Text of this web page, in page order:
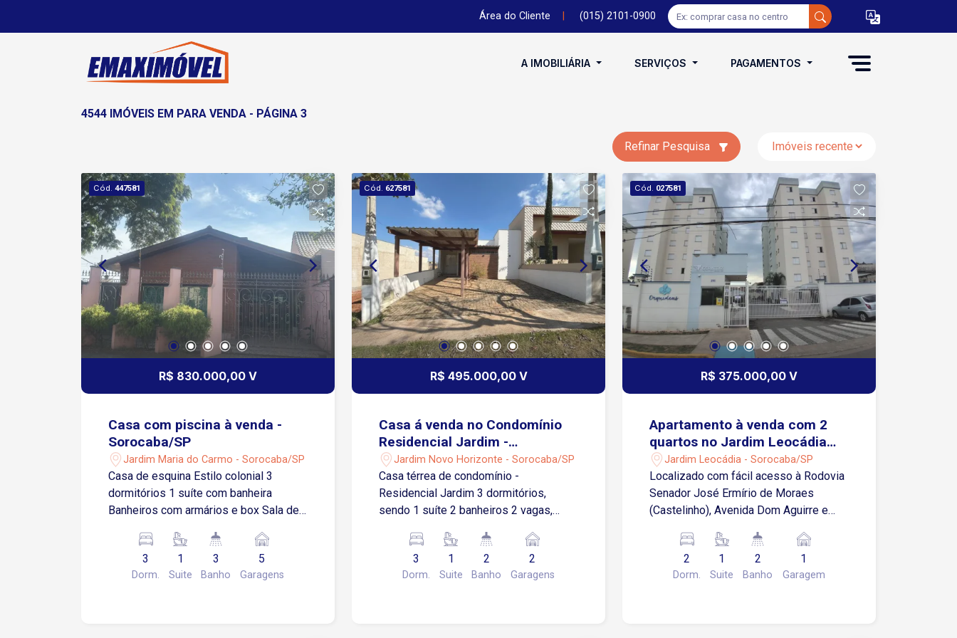
Área do Cliente (015) 2101-0900
A IMOBILIÁRIA SERVIÇOS PAGAMENTOS
4544 IMÓVEIS EM PARA VENDA - PÁGINA 3
Refinar Pesquisa
Cód. 447581
R$ 830.000,00 V
Casa com piscina à venda -
Sorocaba/SP
Jardim Maria do Carmo - Sorocaba/SP
Casa de esquina Estilo colonial 3
dormitórios 1 suíte com banheira
Banheiros com armários e box Sala de
Saleta de leitura com armários Ar
condicionado nos quartos Área de
serviço Quarto extra e mais um
3
Dorm.
1
Suite
3
Banho
5
Garagens
Cód. 627581
R$ 495.000,00 V
Casa á venda no Condomínio
Residencial Jardim -
Sorocaba/SP
Jardim Novo Horizonte - Sorocaba/SP
Casa térrea de condomínio -
Residencial Jardim 3 dormitórios,
sendo 1 suíte 2 banheiros 2 vagas,
de área útil 154 metros quadrados de
área total
3
Dorm.
1
Suite
2
Banho
2
Garagens
Cód. 027581
R$ 375.000,00 V
Apartamento à venda com 2
quartos no Jardim Leocádia
em Sorocaba/SP
Jardim Leocádia - Sorocaba/SP
Localizado com fácil acesso à Rodovia
Senador José Ermírio de Moraes
(Castelinho), Avenida Dom Aguirre e
faculdades Facens e UNIP, além de
escolas, supermercados, farmácias,
restaurantes e diversos comércios e
2
Dorm.
1
Suite
2
Banho
1
Garagem